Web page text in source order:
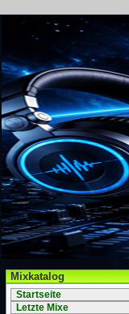
Mixkatalog
Startseite
Letzte Mixe